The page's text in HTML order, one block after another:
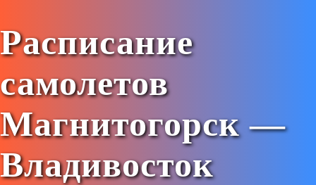
Расписание
самолетов
Магнитогорск —
Владивосток